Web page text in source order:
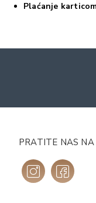
Plaćanje
PRATITE NAS